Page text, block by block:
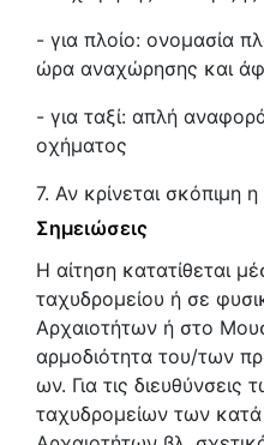
- για πλοίο: ονομασία
ώρα αναχώρησης και
- για ταξί: απλή
οχήματος
7. Αν κρίνεται σκόπιμη
Σημειώσεις
Η αίτηση κατατίθεται
ταχυδρομείου ή σε
Αρχαιοτήτων ή στο
αρμοδιότητα του/των
ων. Για τις διευθύνσεις
ταχυδρομείων των